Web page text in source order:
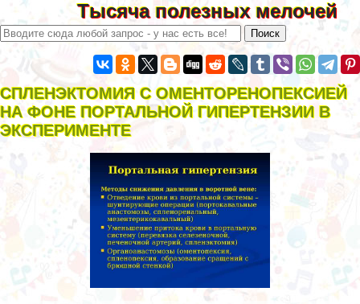
Тысяча полезных мелочей
СПЛЕНЭКТОМИЯ С ОМЕНТОРЕНОПЕКСИЕЙ
НА ФОНЕ ПОРТАЛЬНОЙ ГИПЕРТЕНЗИИ В
ЭКСПЕРИМЕНТЕ